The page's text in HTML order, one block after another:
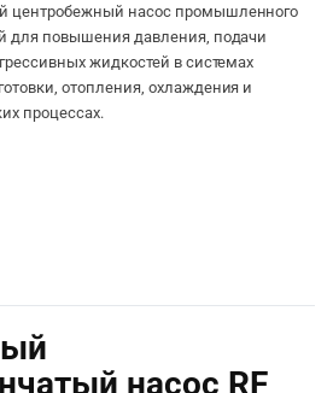
центробежный насос промышленного
для повышения давления, подачи
жидкостей в системах
отопления, охлаждения и
процессах.
насос RF